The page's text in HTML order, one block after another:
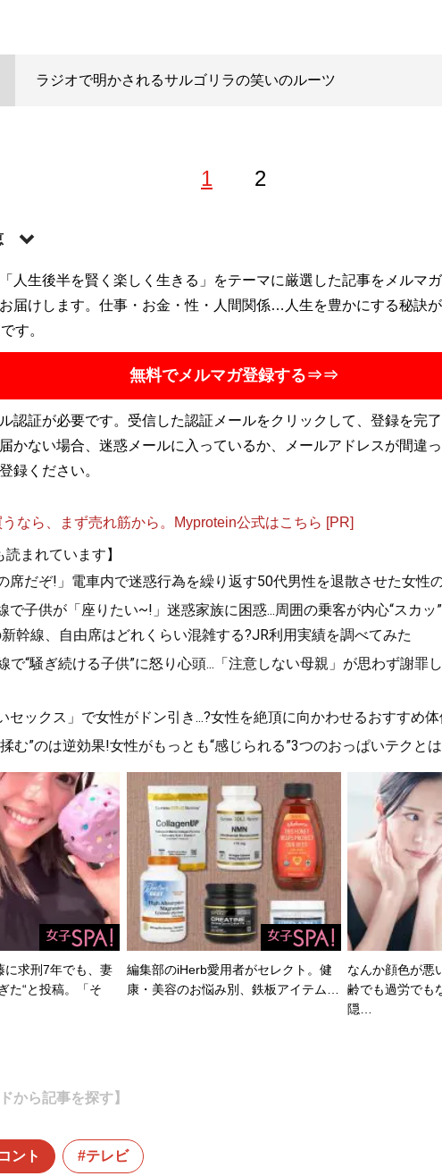
ラジオで明かされるサルゴリラの笑いのルーツ
1 2
出身。演劇、お笑いなどを中心にインタビューやレビューを執筆
人生後半を賢く楽しく生きる」をテーマに厳選した記事をメルマ
届けします。仕事・お金・性・人間関係…人生を豊かにする秘訣
す。
無料でメルマガ登録する⇒⇒
認証が必要です。受信した認証メールをクリックして、登録を完了
かない場合、迷惑メールに入っているか、メールアドレスが間違
録ください。
なら、まず売れ筋から。Myprotein公式はこちら [PR]
読まれています】
席だぞ!」電車内で迷惑行為を繰り返す50代男性を退散させた女性
子供が「座りたい~!」迷惑家族に困惑...周囲の乗客が内心“スカッ
幹線、自由席はどれくらい混雑する?JR利用実績を調べてみた
で“騒ぎ続ける子供”に怒り心頭...「注意しない母親」が思わず謝罪
セックス」で女性がドン引き...?女性を絶頂に向かわせるおすすめ体
む”のは逆効果!女性がもっとも“感じられる”3つのおっぱいテクとは
に求刑7年でも、妻
た“と投稿。「そ
編集部のiHerb愛用者がセレクト。健
康・美容のお悩み別、鉄板アイテム…
なんか顔色が悪
齢でも過労でも
隠…
から記事を探す】
ント テレビ